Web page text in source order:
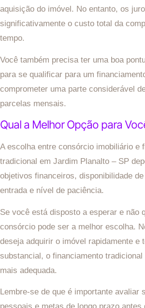
aquisição do imóvel. No entanto, os
significativamente o custo total da
tempo.
Você também precisa ter uma boa
para se qualificar para um
comprometer uma parte considerável
parcelas mensais.
Qual a Melhor Opção para
A escolha entre consórcio imobiliário e
tradicional em Jardim Planalto – SP
objetivos financeiros, disponibilidade
entrada e nível de paciência.
Se você está disposto a esperar e não
consórcio pode ser a melhor escolha.
deseja adquirir o imóvel rapidamente e
substancial, o financiamento
mais adequada.
Lembre-se de que é importante avaliar